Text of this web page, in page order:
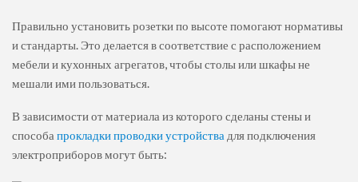
Правильно установить розетки по высоте помогают нормативы
и стандарты. Это делается в соответствие с расположением
мебели и кухонных агрегатов, чтобы столы или шкафы не
мешали ими пользоваться.
В зависимости от материала из которого сделаны стены и
способа прокладки проводки устройства для подключения
электроприборов могут быть: